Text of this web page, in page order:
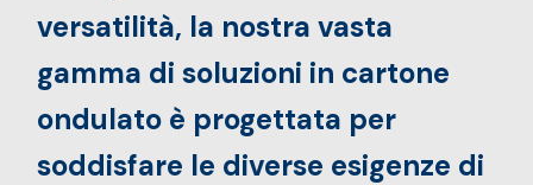
versatilità, la nostra vasta
gamma di soluzioni in cartone
ondulato è progettata per
soddisfare le diverse esigenze di